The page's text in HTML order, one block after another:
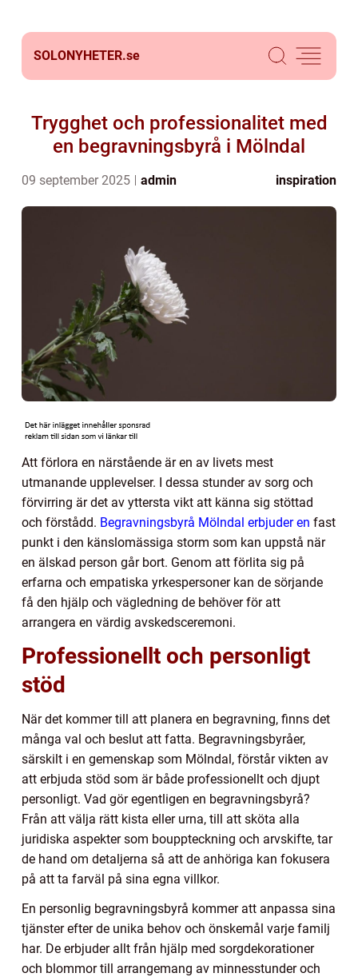
SOLONYHETER.se
Trygghet och professionalitet med
en begravningsbyrå i Mölndal
09 september 2025 admin inspiration
Att förlora en närstående är en av livets mest
utmanande upplevelser. I dessa stunder av sorg och
förvirring är det av yttersta vikt att känna sig stöttad
och förstådd. Begravningsbyrå Mölndal erbjuder en fast
punkt i den känslomässiga storm som kan uppstå när
en älskad person går bort. Genom att förlita sig på
erfarna och empatiska yrkespersoner kan de sörjande
få den hjälp och vägledning de behöver för att
arrangera en värdig avskedsceremoni.
Professionellt och personligt
stöd
När det kommer till att planera en begravning, finns det
många val och beslut att fatta. Begravningsbyråer,
särskilt i en gemenskap som Mölndal, förstår vikten av
att erbjuda stöd som är både professionellt och djupt
personligt. Vad gör egentligen en begravningsbyrå?
Från att välja rätt kista eller urna, till att sköta alla
juridiska aspekter som bouppteckning och arvskifte, tar
de hand om detaljerna så att de anhöriga kan fokusera
på att ta farväl på sina egna villkor.
En personlig begravningsbyrå kommer att anpassa sina
tjänster efter de unika behov och önskemål varje familj
har. De erbjuder allt från hjälp med sorgdekorationer
och blommor till arrangemang av minnesstunder och